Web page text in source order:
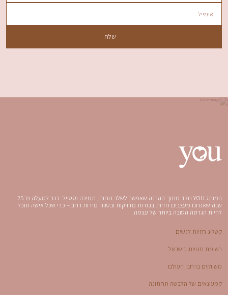
המותג YOU נולד מתוך ההבנה שאפשר לשלב נוחות, תמיכה וסטייל. כבר למעלה מ־25
שנה שאנחנו מעצבים חזיות בגזרות מדויקות ובטווח מידות רחב – כדי שכל אישה תוכל
להיות הגרסה הטובה ביותר של עצמה.
קטלוג חזיות לנשים
רשימת חנויות בישראל
משווקים ברחבי העולם
קמעונאים של הלבשה תחתונה